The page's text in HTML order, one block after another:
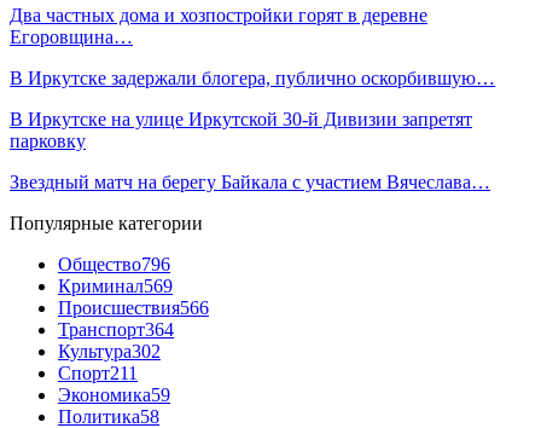
Два частных дома и хозпостройки горят в деревне
Егоровщина…
В Иркутске задержали блогера, публично оскорбившую…
В Иркутске на улице Иркутской 30-й Дивизии запретят
парковку
Звездный матч на берегу Байкала с участием Вячеслава…
Популярные категории
Общество796
Криминал569
Происшествия566
Транспорт364
Культура302
Спорт211
Экономика59
Политика58